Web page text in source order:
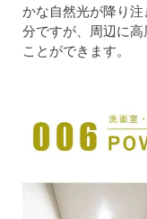
かな自然光が降り
分ですが、周辺に
ことができます。